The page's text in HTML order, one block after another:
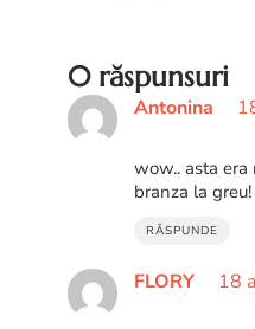
0 răspunsuri
Antonina
wow.. asta era
branza la
RĂSPUNDE
FLORY 18